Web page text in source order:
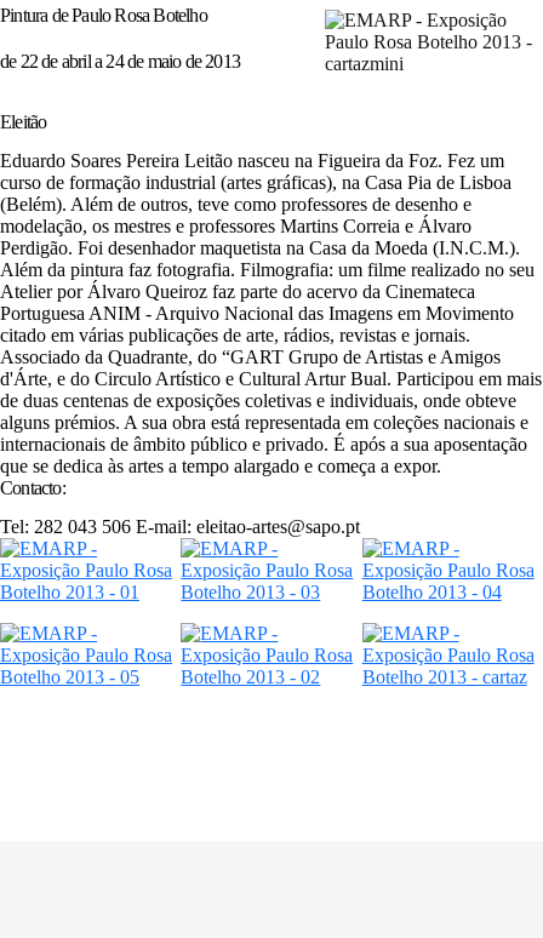
Pintura de Paulo Rosa Botelho
de 22 de abril a 24 de maio de 2013
Eleitão
Eduardo Soares Pereira Leitão nasceu na Figueira da Foz. Fez um
curso de formação industrial (artes gráficas), na Casa Pia de Lisboa
(Belém). Além de outros, teve como professores de desenho e
modelação, os mestres e professores Martins Correia e Álvaro
Perdigão. Foi desenhador maquetista na Casa da Moeda (I.N.C.M.).
Além da pintura faz fotografia. Filmografia: um filme realizado no seu
Atelier por Álvaro Queiroz faz parte do acervo da Cinemateca
Portuguesa ANIM - Arquivo Nacional das Imagens em Movimento
citado em várias publicações de arte, rádios, revistas e jornais.
Associado da Quadrante, do “GART Grupo de Artistas e Amigos
d'Árte, e do Circulo Artístico e Cultural Artur Bual. Participou em mais
de duas centenas de exposições coletivas e individuais, onde obteve
alguns prémios. A sua obra está representada em coleções nacionais e
internacionais de âmbito público e privado. É após a sua aposentação
que se dedica às artes a tempo alargado e começa a expor.
Contacto:
Tel: 282 043 506 E-mail: eleitao-artes@sapo.pt